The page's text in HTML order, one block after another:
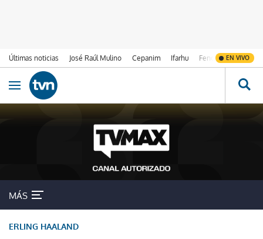
Últimas noticias José Raúl Mulino Cepanim Ifarhu Fenómeno de El
EN VIVO
Ir al contenido
Obrir navegació
MÁS
ERLING HAALAND